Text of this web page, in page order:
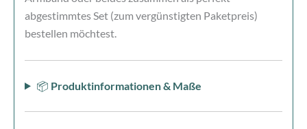
abgestimmtes Set (zum vergünstigten Paketpreis)
bestellen möchtest.
📦 Produktinformationen & Maße